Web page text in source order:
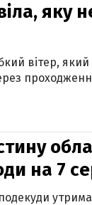
яку
вітер,
на 7